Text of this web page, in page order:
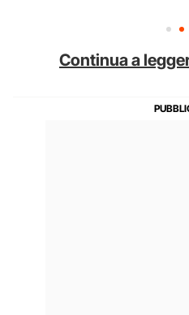
Continua a